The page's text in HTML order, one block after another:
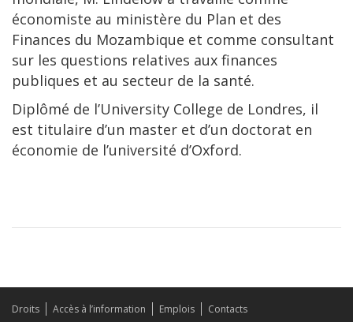
économiste au ministère du Plan et des
Finances du Mozambique et comme consultant
sur les questions relatives aux finances
publiques et au secteur de la santé.
Diplômé de l’University College de Londres, il
est titulaire d’un master et d’un doctorat en
économie de l’université d’Oxford.
Droits Accès à l’information Emplois Contacts